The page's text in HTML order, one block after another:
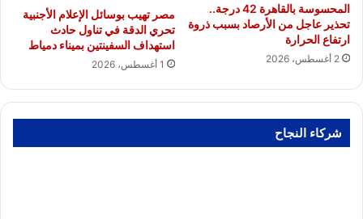
المحسوسة بالقاهرة 42 درجة..
تحذير عاجل من الأرصاد بسبب ذروة
ارتفاع الحرارة
2 أغسطس، 2026
مصر تهيب بوسائل الإعلام الأجنبية
تحري الدقة في تناول حادث
استهداف السفينتين بميناء دمياط
1 أغسطس، 2026
شركاء النجاح